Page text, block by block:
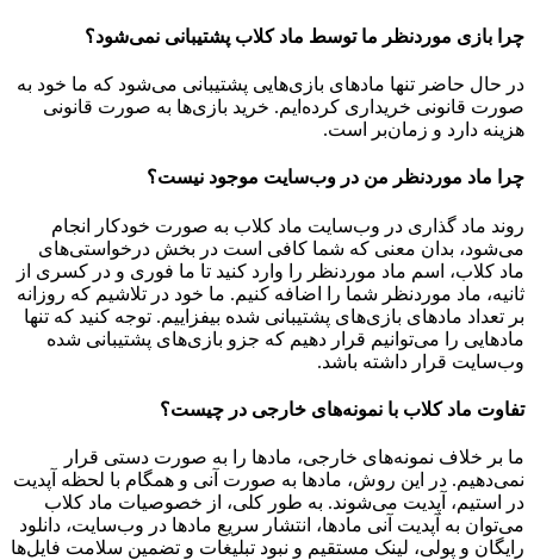
چرا بازی موردنظر ما توسط ماد کلاب پشتیبانی نمی‌شود؟
در حال حاضر تنها مادهای بازی‌هایی پشتیبانی می‌شود که ما خود به
صورت قانونی خریداری کرده‌ایم. خرید بازی‌ها به صورت قانونی
هزینه دارد و زمان‌بر است.
چرا ماد موردنظر من در وب‌سایت موجود نیست؟
روند ماد گذاری در وب‌سایت ماد کلاب به صورت خودکار انجام
می‌شود، بدان معنی که شما کافی است در بخش درخواستی‌های
ماد کلاب، اسم ماد موردنظر را وارد کنید تا ما فوری و در کسری از
ثانیه، ماد موردنظر شما را اضافه کنیم. ما خود در تلاشیم که روزانه
بر تعداد مادهای بازی‌های پشتیبانی شده بیفزاییم. توجه کنید که تنها
مادهایی را می‌توانیم قرار دهیم که جزو بازی‌های پشتیبانی شده
وب‌سایت قرار داشته باشد.
تفاوت ماد کلاب با نمونه‌های خارجی در چیست؟
ما بر خلاف نمونه‌های خارجی، مادها را به صورت دستی قرار
نمی‌دهیم. در این روش، مادها به صورت آنی و همگام با لحظه آپدیت
در استیم، آپدیت می‌شوند. به طور کلی، از خصوصیات ماد کلاب
می‌‌توان به آپدیت آنی مادها، انتشار سریع مادها در وب‌سایت، دانلود
رایگان و پولی، لینک مستقیم و نبود تبلیغات و تضمین سلامت فایل‌ها